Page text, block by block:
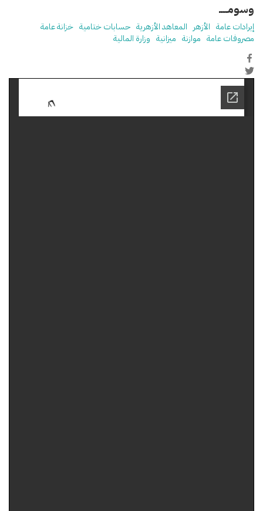
وسومـــــ
إيرادات عامة الأزهر المعاهد الأزهرية حسابات ختامية خزانة عامة
مصروفات عامة موازنة ميزانية وزارة المالية